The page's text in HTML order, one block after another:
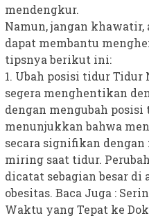
mendengkur.
Namun, jangan khawatir,
dapat membantu
tipsnya berikut ini:
1. Ubah posisi tidur
segera menghentikan
dengan mengubah
menunjukkan bahwa
secara signifikan
miring saat tidur.
dicatat sebagian besar di
obesitas. Baca Juga :
Waktu yang Tepat ke